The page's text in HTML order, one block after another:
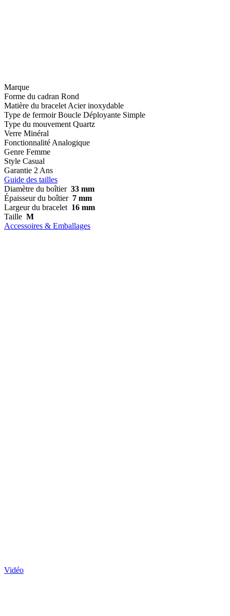
Marque
Forme du cadran Rond
Matière du bracelet Acier inoxydable
Type de fermoir Boucle Déployante Simple
Type du mouvement Quartz
Verre Minéral
Fonctionnalité Analogique
Genre Femme
Style Casual
Garantie 2 Ans
Guide des tailles
Diamètre du boîtier 33 mm
Épaisseur du boîtier 7 mm
Largeur du bracelet 16 mm
Taille M
Accessoires & Emballages
Vidéo